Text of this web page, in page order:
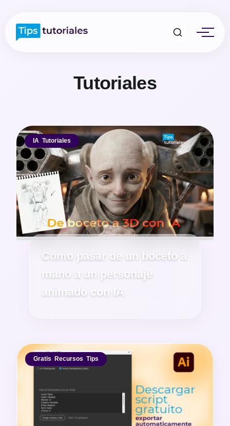
Tutoriales
IA, Tutoriales
Cómo pasar de un boceto a
mano a un personaje
animado con IA
Gratis, Recursos, Tips